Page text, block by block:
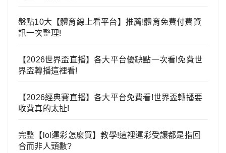
盤點10大【體育線上看平台】推薦!體育免費付費資
訊一次整理!
【2026世界盃直播】各大平台優缺點一次看!免費世
界盃轉播這裡看!
【2026經典賽直播】各大平台免費看!世界盃轉播要
收費真的太扯!
完整【lol運彩怎麼買】教學!這裡運彩受讓都是指回
合而非人頭數?